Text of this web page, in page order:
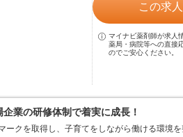
この求
マイナビ薬剤師が求人
薬局・病院等への直接
のでご安心ください。
業の研修体制で着実に成長！
ークを取得し、子育てをしながら働ける環境